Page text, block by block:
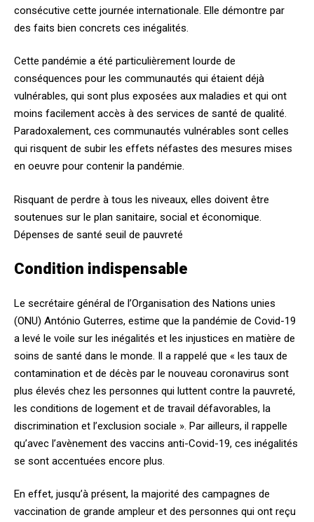
consécutive cette journée internationale. Elle démontre par
des faits bien concrets ces inégalités.
Cette pandémie a été particulièrement lourde de
conséquences pour les communautés qui étaient déjà
vulnérables, qui sont plus exposées aux maladies et qui ont
moins facilement accès à des services de santé de qualité.
Paradoxalement, ces communautés vulnérables sont celles
qui risquent de subir les effets néfastes des mesures mises
en oeuvre pour contenir la pandémie.
Risquant de perdre à tous les niveaux, elles doivent être
soutenues sur le plan sanitaire, social et économique.
Dépenses de santé seuil de pauvreté
Condition indispensable
Le secrétaire général de l’Organisation des Nations unies
(ONU) António Guterres, estime que la pandémie de Covid-19
a levé le voile sur les inégalités et les injustices en matière de
soins de santé dans le monde. Il a rappelé que « les taux de
contamination et de décès par le nouveau coronavirus sont
plus élevés chez les personnes qui luttent contre la pauvreté,
les conditions de logement et de travail défavorables, la
discrimination et l’exclusion sociale ». Par ailleurs, il rappelle
qu’avec l’avènement des vaccins anti-Covid-19, ces inégalités
se sont accentuées encore plus.
En effet, jusqu’à présent, la majorité des campagnes de
vaccination de grande ampleur et des personnes qui ont reçu